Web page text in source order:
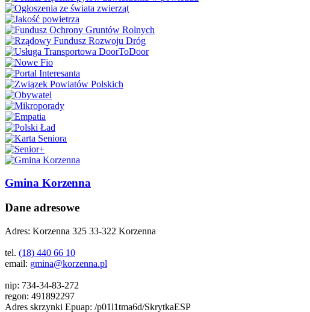
Gmina Korzenna
Dane adresowe
Adres: Korzenna 325 33-322 Korzenna
tel. (18) 440 66 10
email: gmina@korzenna.pl
nip: 734-34-83-272
regon: 491892297
Adres skrzynki Epuap: /p01l1tma6d/SkrytkaESP